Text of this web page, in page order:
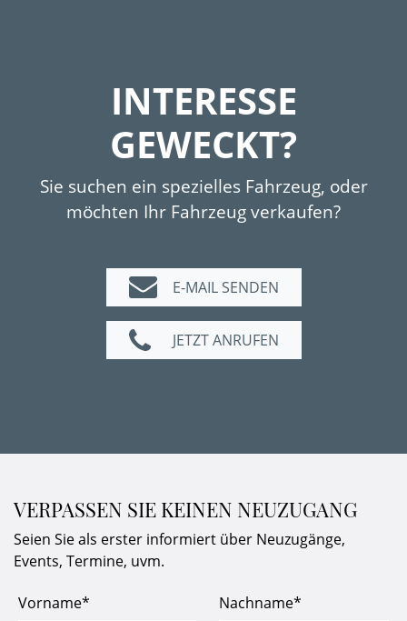
INTERESSE
GEWECKT?
Sie suchen ein spezielles Fahrzeug, oder
möchten Ihr Fahrzeug verkaufen?
E-MAIL SENDEN
JETZT ANRUFEN
VERPASSEN SIE KEINEN NEUZUGANG
Seien Sie als erster informiert über Neuzugänge,
Events, Termine, uvm.